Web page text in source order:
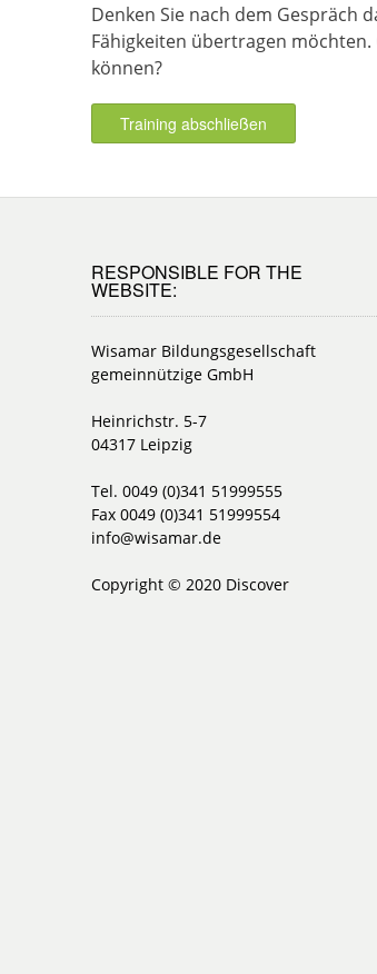
Denken Sie nach dem Gespräch
Fähigkeiten übertragen
können?
Training abschließen
RESPONSIBLE FOR THE
WEBSITE:
Wisamar Bildungsgesellschaft
gemeinnützige GmbH
Heinrichstr. 5-7
04317 Leipzig
Tel. 0049 (0)341 51999555
Fax 0049 (0)341 51999554
info@wisamar.de
Copyright © 2020 Discover